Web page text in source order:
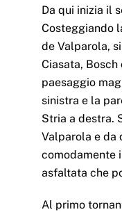
Da qui inizia il
Costeggiando
de Valparola,
Ciasata, Bosch
paesaggio
sinistra e la
Stria a destra.
Valparola e da
comodamente
asfaltata che
Al primo